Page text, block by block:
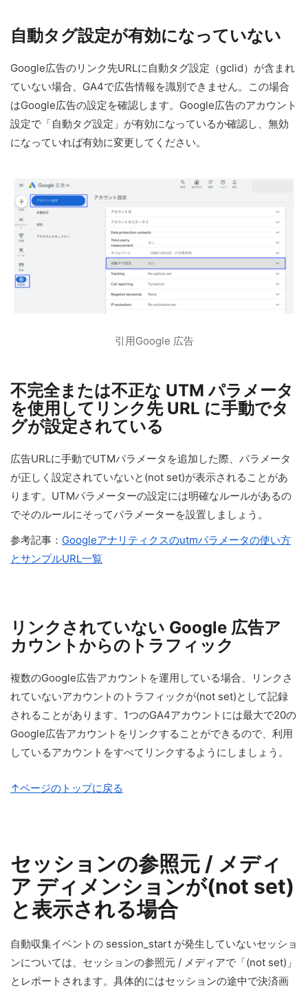
自動タグ設定が有効になっていない
Google広告のリンク先URLに自動タグ設定（gclid）が含まれ
ていない場合、GA4で広告情報を識別できません。この場合
はGoogle広告の設定を確認します。Google広告のアカウント
設定で「自動タグ設定」が有効になっているか確認し、無効
になっていれば有効に変更してください。
引用Google 広告
不完全または不正な UTM パラメータ
を使用してリンク先 URL に手動でタ
グが設定されている
広告URLに手動でUTMパラメータを追加した際、パラメータ
が正しく設定されていないと(not set)が表示されることがあ
ります。UTMパラメーターの設定には明確なルールがあるの
でそのルールにそってパラメーターを設置しましょう。
参考記事： Googleアナリティクスのutmパラメータの使い方
とサンプルURL一覧
リンクされていない Google 広告ア
カウントからのトラフィック
複数のGoogle広告アカウントを運用している場合、リンクさ
れていないアカウントのトラフィックが(not set)として記録
されることがあります。1つのGA4アカウントには最大で20の
Google広告アカウントをリンクすることができるので、利用
しているアカウントをすべてリンクするようにしましょう。
↑ページのトップに戻る
セッションの参照元 / メディ
ア ディメンションが(not set)
と表示される場合
自動収集イベントの session_start が発生していないセッショ
ンについては、セッションの参照元 / メディアで「(not set)」
とレポートされます。具体的にはセッションの途中で決済画